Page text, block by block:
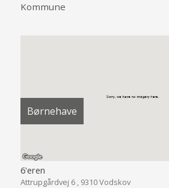
Kommune
Børnehave
6'eren
Attrupgårdvej 6 , 9310 Vodskov